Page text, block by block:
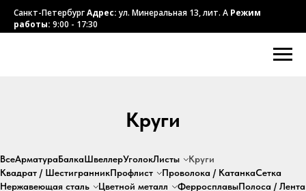
Санкт-ПетербургАдрес:ул. Минеральная 13, лит. А Режим
работы: 9:00 - 17:30
Круги
ВсеАрматураБалкаШвеллерУголокЛисты
Круги
Квадрат / ШестигранникПрофлист Проволока / КатанкаСетка
Нержавеющая сталь Цветнойметалл ФерросплавыПолоса / Лента